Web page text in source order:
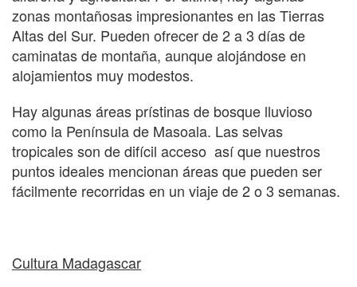
zonas montañosas impresionantes en las Tierras
Altas del Sur. Pueden ofrecer de 2 a 3 días de
caminatas de montaña, aunque alojándose en
alojamientos muy modestos.
Hay algunas áreas prístinas de bosque lluvioso
como la Península de Masoala. Las selvas
tropicales son de difícil acceso así que nuestros
puntos ideales mencionan áreas que pueden ser
fácilmente recorridas en un viaje de 2 o 3 semanas.
Cultura Madagascar